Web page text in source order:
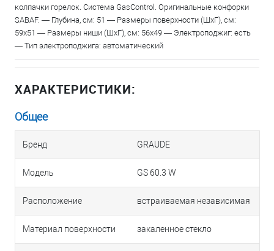
колпачки горелок. Система GasControl. Оригинальные конфорки
SABAF. — Глубина, см: 51 — Размеры поверхности (ШхГ), см:
59х51 — Размеры ниши (ШхГ), см: 56х49 — Электроподжиг: есть
— Тип электроподжига: автоматический
ХАРАКТЕРИСТИКИ:
Общее
Бренд GRAUDE
Модель GS 60.3 W
Расположение встраиваемая независимая
Материал поверхности закаленное стекло